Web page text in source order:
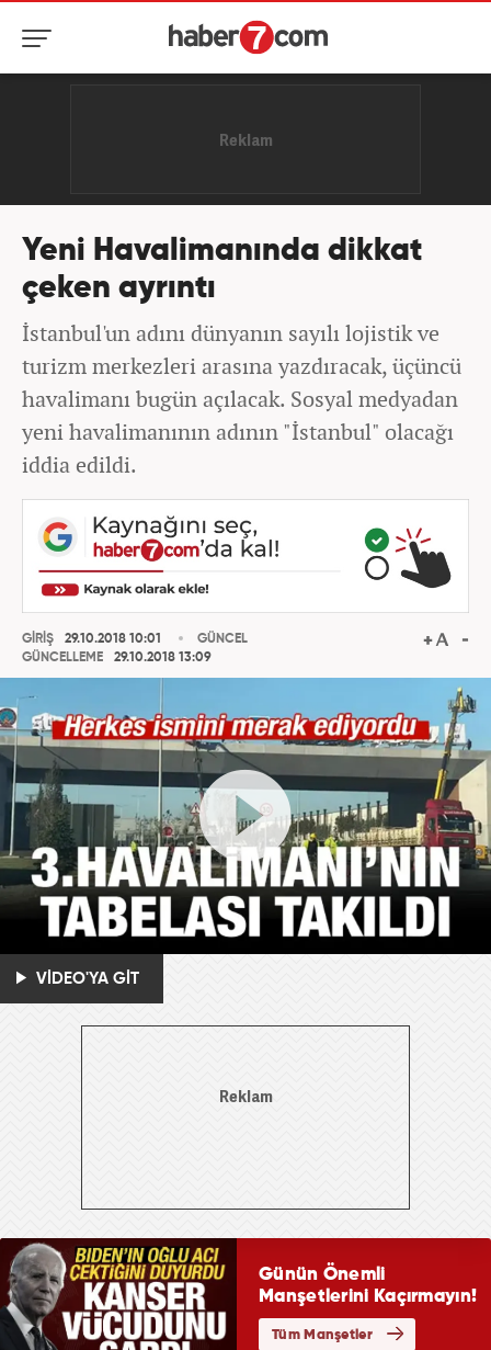
Yeni Havalimanında dikkat
çeken ayrıntı
İstanbul'un adını dünyanın sayılı lojistik ve
turizm merkezleri arasına yazdıracak, üçüncü
havalimanı bugün açılacak. Sosyal medyadan
yeni havalimanının adının "İstanbul" olacağı
iddia edildi.
GİRİŞ
29.10.2018 10:01
GÜNCELLEME
29.10.2018 13:09
GÜNCEL
VİDEO'YA GİT